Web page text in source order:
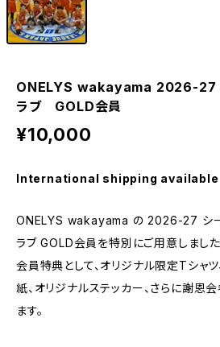
ONELYS wakayama 2026-27
ラブ GOLD会員
¥10,000
International shipping available
ONELYS wakayama の 2026-27 シー
ラブ GOLD会員を特別にご用意しました
会員特典として、オリジナル限定Tシャ
紙、オリジナルステッカー、さらに謝恩
ます。